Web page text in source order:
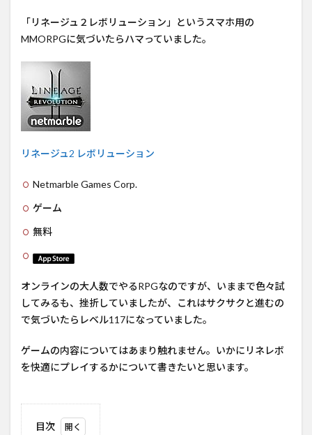
「リネージュ２レボリューション」というスマホ用の
MMORPGに気づいたらハマっていました。
リネージュ2 レボリューション
Netmarble Games Corp.
ゲーム
無料
オンラインの大人数でやるRPGなのですが、いままで色々試
してみるも、挫折していましたが、これはサクサクと進むの
で気づいたらレベル117になっていました。
ゲームの内容についてはあまり触れません。いかにリネレボ
を快適にプレイするかについて書きたいと思います。
目次